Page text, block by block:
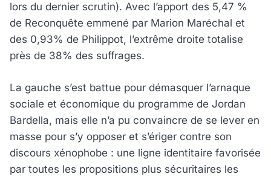
lors du dernier scrutin). Avec l’apport des 5,47 %
de Reconquête emmené par Marion Maréchal et
des 0,93% de Philippot, l’extrême droite totalise
près de 38% des suffrages.
La gauche s’est battue pour démasquer l’arnaque
sociale et économique du programme de Jordan
Bardella, mais elle n’a pu convaincre de se lever en
masse pour s’y opposer et s’ériger contre son
discours xénophobe : une ligne identitaire favorisée
par toutes les propositions plus sécuritaires les